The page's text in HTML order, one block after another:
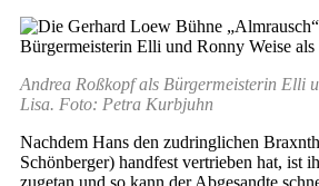
Andrea Roßkopf als Bürgermeisterin Elli
Lisa. Foto: Petra Kurbjuhn
Nachdem Hans den zudringlichen
Schönberger) handfest vertrieben hat, ist